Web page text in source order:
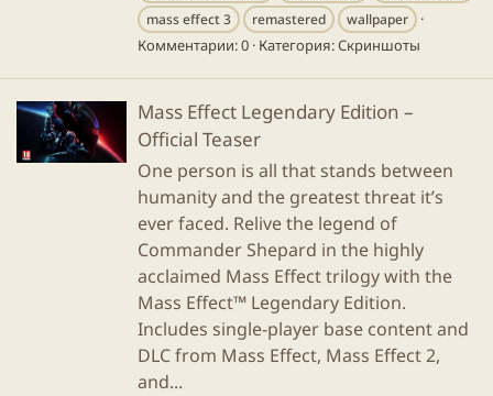
mass effect 3
remastered wallpaper
Комментарии: 0 Категория: Скриншоты
Mass Effect Legendary Edition –
Official Teaser
One person is all that stands between
humanity and the greatest threat it’s
ever faced. Relive the legend of
Commander Shepard in the highly
acclaimed Mass Effect trilogy with the
Mass Effect™ Legendary Edition.
Includes single-player base content and
DLC from Mass Effect, Mass Effect 2,
and...